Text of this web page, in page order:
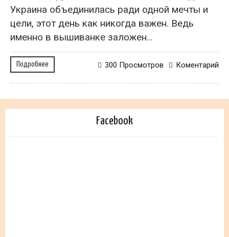
Украина объединилась ради одной мечты и
цели, этот день как никогда важен. Ведь
именно в вышиванке заложен...
Подробнее Коментарий
300 Просмотров
Facebook